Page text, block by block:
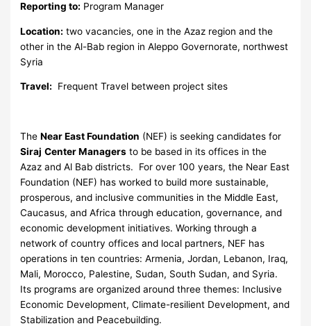
Reporting to: Program Manager
Location: two vacancies, one in the Azaz region and the
other in the Al-Bab region in Aleppo Governorate, northwest
Syria
Travel: Frequent Travel between project sites
TheNear East Foundation (NEF) is seeking candidates for
Siraj Center Managers to be based in its offices in the
Azaz and Al Bab districts. For over 100 years, the Near East
Foundation (NEF) has worked to build more sustainable,
prosperous, and inclusive communities in the Middle East,
Caucasus, and Africa through education, governance, and
economic development initiatives. Working through a
network of country offices and local partners, NEF has
operations in ten countries: Armenia, Jordan, Lebanon, Iraq,
Mali, Morocco, Palestine, Sudan, South Sudan, and Syria.
Its programs are organized around three themes: Inclusive
Economic Development, Climate-resilient Development, and
Stabilization and Peacebuilding.